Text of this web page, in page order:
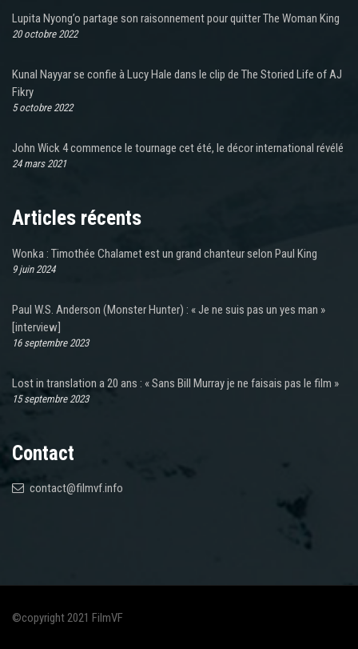
Lupita Nyong’o partage son raisonnement pour quitter The Woman King
20 octobre 2022
Kunal Nayyar se confie à Lucy Hale dans le clip de The Storied Life of AJ
Fikry
5 octobre 2022
John Wick 4 commence le tournage cet été, le décor international révélé
24 mars 2021
Articles récents
Wonka : Timothée Chalamet est un grand chanteur selon Paul King
9 juin 2024
Paul W.S. Anderson (Monster Hunter) : « Je ne suis pas un yes man »
[interview]
16 septembre 2023
Lost in translation a 20 ans : « Sans Bill Murray je ne faisais pas le film »
15 septembre 2023
Contact
contact@filmvf.info
©copyright 2021 FilmVF